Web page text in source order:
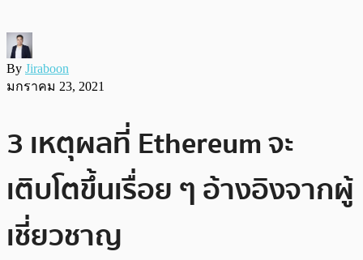
By Jiraboon
มกราคม 23, 2021
3 เหตุผลที่ Ethereum จะ
เติบโตขึ้นเรื่อย ๆ อ้างอิงจากผู้
เชี่ยวชาญ